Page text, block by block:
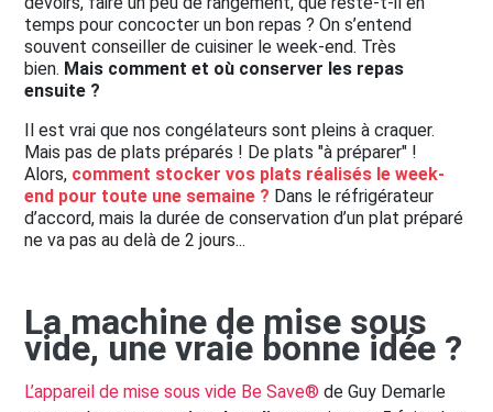
temps pour concocter un bon repas ? On s’entend
souvent conseiller de cuisiner le week-end. Très
bien. Mais comment et où conserver les repas
ensuite ?
Il est vrai que nos congélateurs sont pleins à craquer.
Mais pas de plats préparés ! De plats "à préparer" !
Alors, comment stocker vos plats réalisés le week-
end pour toute une semaine ? Dans le réfrigérateur
d’accord, mais la durée de conservation d’un plat préparé
ne va pas au delà de 2 jours...
La machine de mise sous
vide, une vraie bonne idée ?
L’appareil de mise sous vide Be Save® de Guy Demarle